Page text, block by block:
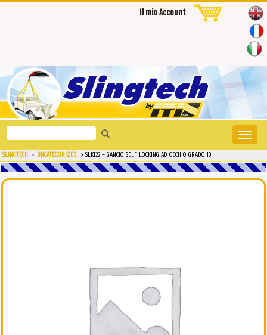
Il mio Account
Toggle
Search
for:
SLINGTECH > UNCATEGORIZED > SLK122 – GANCIO SELF LOCKING AD OCCHIO GRADO 10